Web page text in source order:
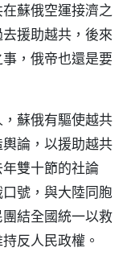
蘇俄空運接濟之
援助越共，後來
，俄帝也還是要
蘇俄有驅使越共
論，以援助越共
雙十節的社論
號，與大陸同胞
結全國統一以救
反人民政權。